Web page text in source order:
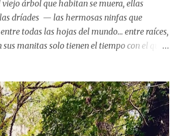
viejo árbol que habitan se muera, ellas
dríades — las hermosas ninfas que
todas las hojas del mundo... entre raíces,
manitas solo tienen el tiempo con el que
por renacer con tanta fuerza que es
la tierra, haya alguna criatura — por
— que no perciba esa lucha, que no se
mudo. John William Waterhouse,